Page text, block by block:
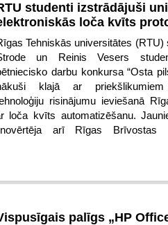
studenti izstrādājuši
loča kvīts
Tehniskās universitātes (RTU)
un Reinis Vesers
darbu konkursa “Osta
klajā ar priekšlikumiem
risinājumu ieviešanā
loča kvīts automatizēšanu.
arī Rīgas Brīvostas
palīgs „HP